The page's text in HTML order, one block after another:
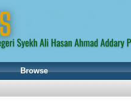
Browse